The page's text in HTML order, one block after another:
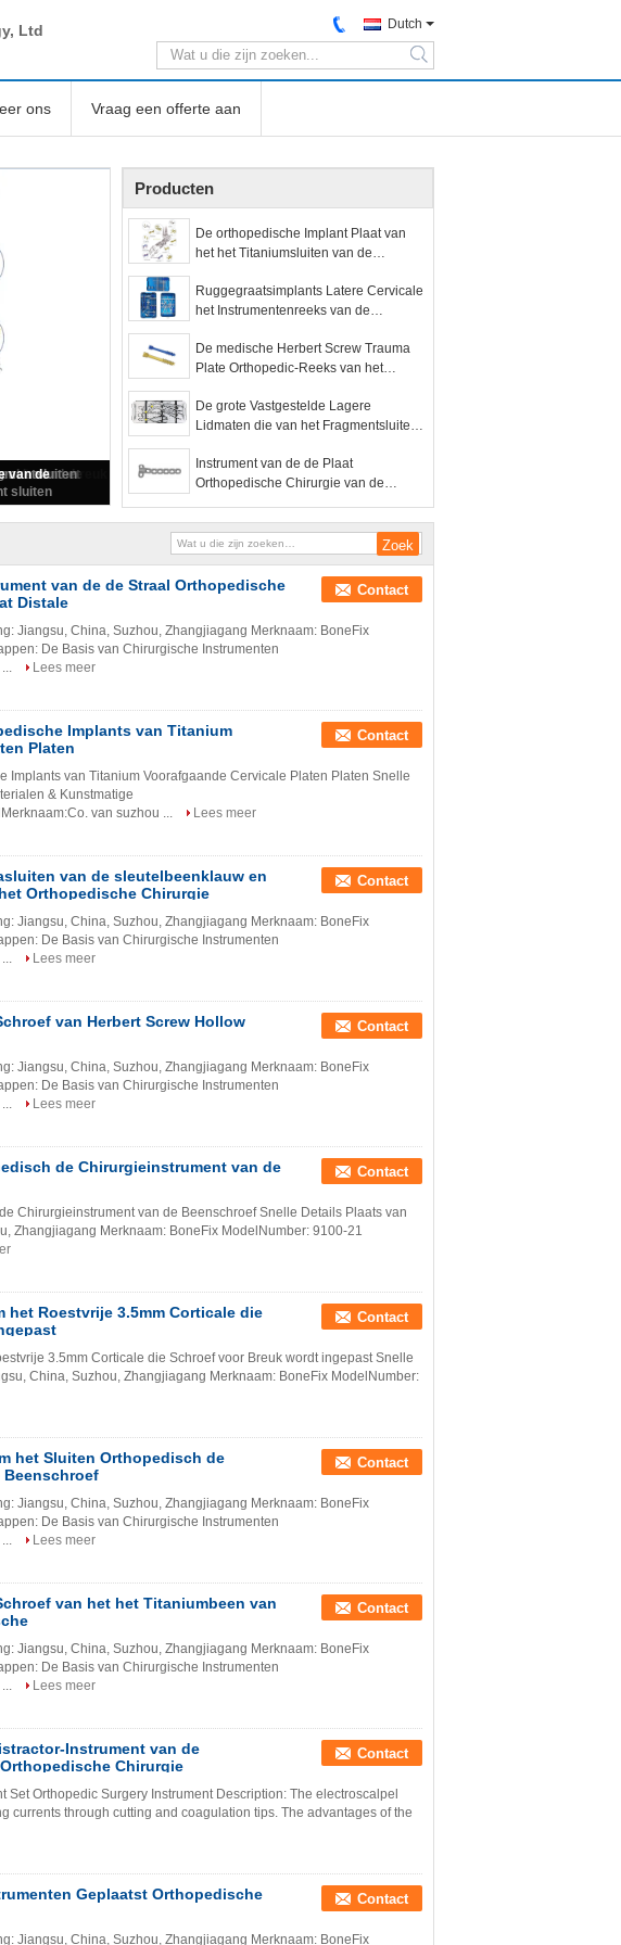
Ltd Dutch
search
ons Vraag een offerte aan
de Beenbreuk
Producten
De orthopedische Implant Plaat van
het het Titaniumsluiten van de
Ruggegraatsimplants Latere Cervicale
het Instrumentenreeks van de
De medische Herbert Screw Trauma
Plate Orthopedic-Reeks van het
De grote Vastgestelde Lagere
Lidmaten die van het Fragmentsluiten
Chirurgische Instrument sluiten
Instrument van de de Plaat
Orthopedische Chirurgie van de
van de de Straal Orthopedische
Distale
Contact
Jiangsu, China, Suzhou, Zhangjiagang Merknaam: BoneFix
De Basis van Chirurgische Instrumenten
Lees meer
Implants van Titanium
Platen
Contact
Implants van Titanium Voorafgaande Cervicale Platen Platen Snelle
& Kunstmatige
van suzhou ...
Lees meer
van de sleutelbeenklauw en
Orthopedische Chirurgie
Contact
Jiangsu, China, Suzhou, Zhangjiagang Merknaam: BoneFix
De Basis van Chirurgische Instrumenten
Lees meer
van Herbert Screw Hollow
Contact
Jiangsu, China, Suzhou, Zhangjiagang Merknaam: BoneFix
De Basis van Chirurgische Instrumenten
Lees meer
de Chirurgieinstrument van de
Contact
Chirurgieinstrument van de Beenschroef Snelle Details Plaats van
Zhangjiagang Merknaam: BoneFix ModelNumber: 9100-21
Roestvrije 3.5mm Corticale die
Contact
3.5mm Corticale die Schroef voor Breuk wordt ingepast Snelle
China, Suzhou, Zhangjiagang Merknaam: BoneFix ModelNumber:
het Sluiten Orthopedisch de
Contact
Jiangsu, China, Suzhou, Zhangjiagang Merknaam: BoneFix
De Basis van Chirurgische Instrumenten
Lees meer
van het het Titaniumbeen van
Contact
Jiangsu, China, Suzhou, Zhangjiagang Merknaam: BoneFix
De Basis van Chirurgische Instrumenten
Lees meer
Instrument van de
Chirurgie
Contact
Set Orthopedic Surgery Instrument Description: The electroscalpel
currents through cutting and coagulation tips. The advantages of the
Geplaatst Orthopedische
Contact
Jiangsu, China, Suzhou, Zhangjiagang Merknaam: BoneFix